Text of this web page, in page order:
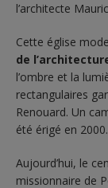
l’architecte
Cette église
de
l’ombre et la
rectangulaires
Renouard. Un
été érigé en 2000.
Aujourd’hui, le
missionnaire de